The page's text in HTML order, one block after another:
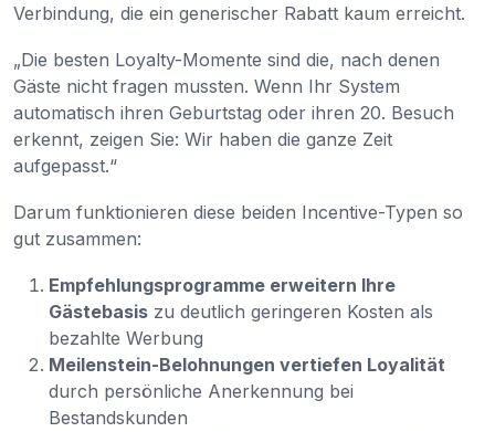
Verbindung, die ein generischer Rabatt kaum erreicht.
„Die besten Loyalty-Momente sind die, nach denen
Gäste nicht fragen mussten. Wenn Ihr System
automatisch ihren Geburtstag oder ihren 20. Besuch
erkennt, zeigen Sie: Wir haben die ganze Zeit
aufgepasst.“
Darum funktionieren diese beiden Incentive-Typen so
gut zusammen:
Empfehlungsprogramme erweitern Ihre
Gästebasis zu deutlich geringeren Kosten als
bezahlte Werbung
Meilenstein-Belohnungen vertiefen Loyalität
durch persönliche Anerkennung bei
Bestandskunden